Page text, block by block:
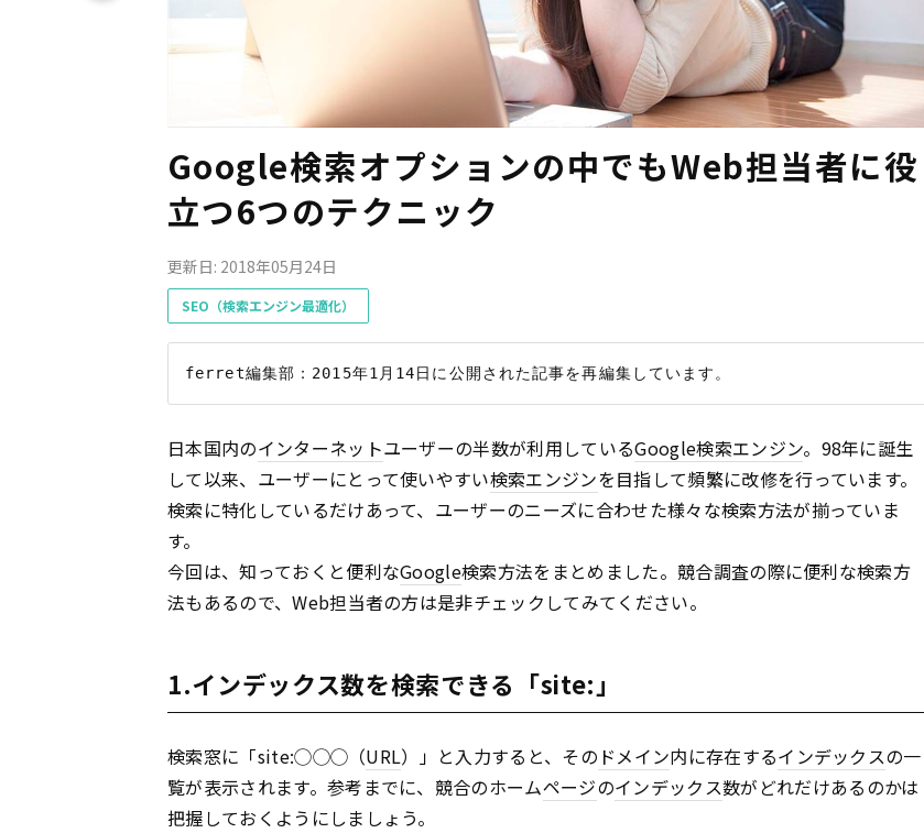
Google検索オプションの中でもWeb担当者に役
立つ6つのテクニック
更新日: 2018年05月24日
SEO（検索エンジン最適化）
日本国内のインターネットユーザーの半数が利用しているGoogle検索エンジン。98年に誕生
して以来、ユーザーにとって使いやすい検索エンジンを目指して頻繁に改修を行っています。
検索に特化しているだけあって、ユーザーのニーズに合わせた様々な検索方法が揃っていま
す。
今回は、知っておくと便利なGoogle検索方法をまとめました。競合調査の際に便利な検索方
法もあるので、Web担当者の方は是非チェックしてみてください。
1.インデックス数を検索できる「site:」
検索窓に「site:◯◯◯（URL）」と入力すると、その ドメイン内に存在するインデックスの一
覧が表示されます。参考までに、競合のホームページのインデックス数がどれだけあるのかは
把握しておくようにしましょう。